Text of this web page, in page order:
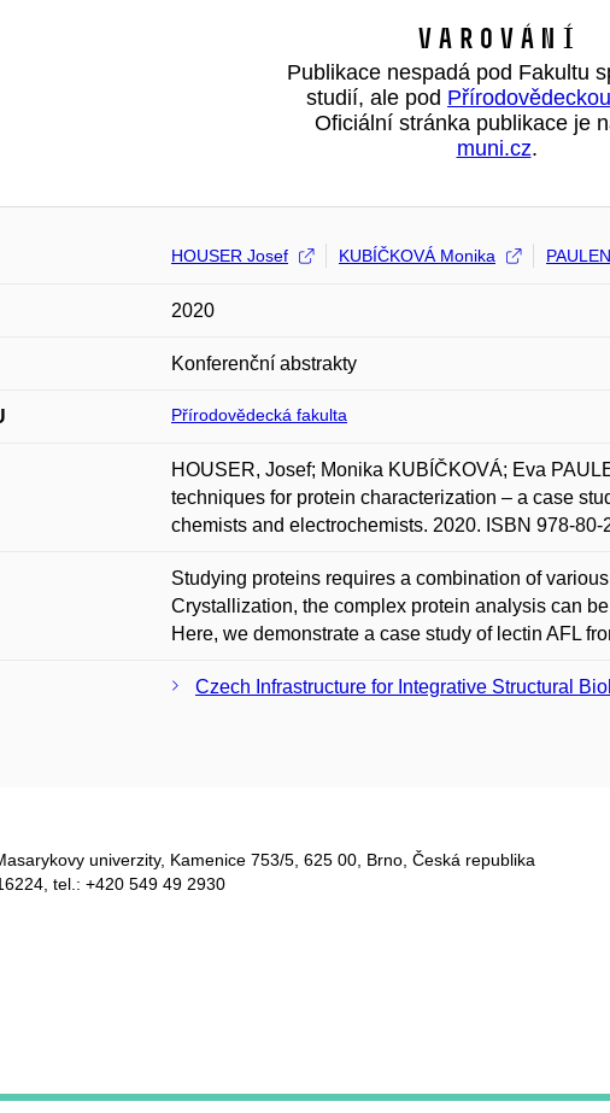
Varování
Publikace nespadá pod Fakultu
studií, ale pod
Oficiální stránka publikace je
muni.cz.
HOUSER Josef KUBÍČKOVÁ Monika
2020
Konferenční abstrakty
Přírodovědecká fakulta
HOUSER, Josef; Monika KUBÍČKOVÁ; Eva
techniques for protein characterization – a case
chemists and electrochemists. 2020. ISBN 978-80-
Studying proteins requires a combination of
Crystallization, the complex protein analysis can
Here, we demonstrate a case study of lectin AFL
Czech Infrastructure for Integrative Structural
univerzity, Kamenice 753/5​, 625 00, Brno, Česká republika
tel.: +420 549 49 2930